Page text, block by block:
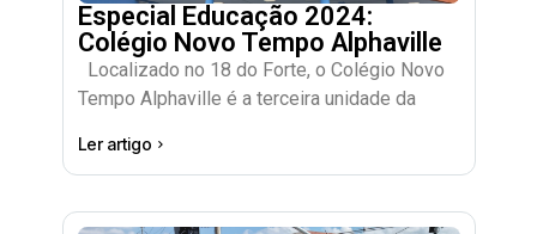
Especial Educação 2024:
Colégio Novo Tempo Alphaville
Localizado no 18 do Forte, o Colégio Novo
Tempo Alphaville é a terceira unidade da
Ler artigo